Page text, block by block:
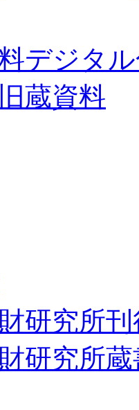
デジタ
蔵資料
研究所
研究所